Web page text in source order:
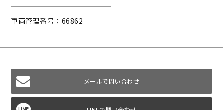
車両管理番号：66862
メールで問い合わせ